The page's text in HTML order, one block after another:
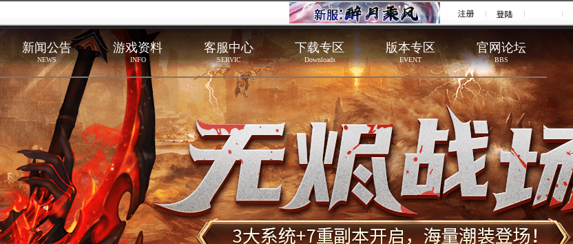
新闻公告
NEWS
游戏资料
INFO
客服中心
SERVIC
下载专区
Downloads
版本专区
EVENT
官网论坛
BBS